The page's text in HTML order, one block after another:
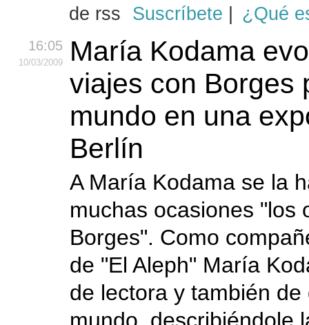
Suscríbete ¿Qué
16:05
10/03/2009
María Kodama
viajes con Borges
mundo en una
Berlín
A María Kodama se la
muchas ocasiones "los
Borges". Como
de "El Aleph" María
de lectora y también